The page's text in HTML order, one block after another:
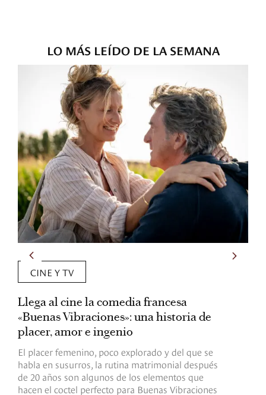
LO MÁS LEÍDO DE LA SEMANA
CINE Y TV
Llega al cine la comedia francesa
«Buenas Vibraciones»: una historia de
placer, amor e ingenio
El placer femenino, poco explorado y del que se
habla en susurros, la rutina matrimonial después
de 20 años son algunos de los elementos que
hacen el coctel perfecto para Buenas Vibraciones